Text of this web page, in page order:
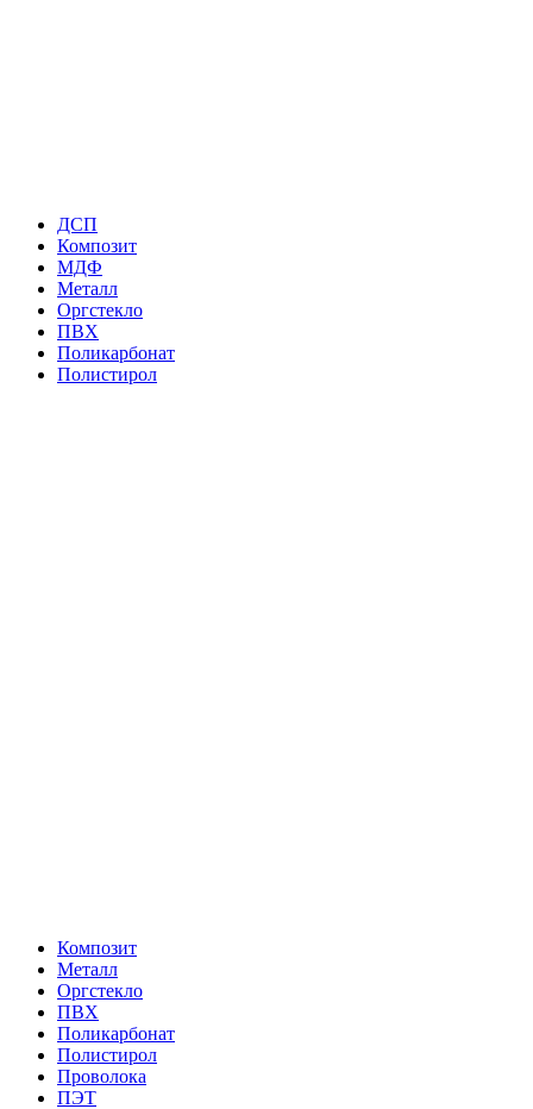
ДСП
Композит
МДФ
Металл
Оргстекло
ПВХ
Поликарбонат
Полистирол
Композит
Металл
Оргстекло
ПВХ
Поликарбонат
Полистирол
Проволока
ПЭТ